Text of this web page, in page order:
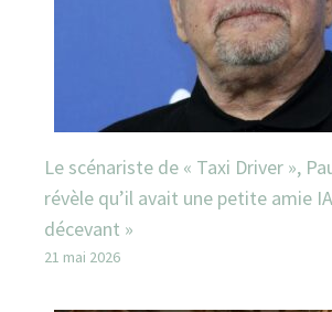
Le scénariste de « Taxi Driver »,
révèle qu’il avait une petite amie
décevant »
21 mai 2026